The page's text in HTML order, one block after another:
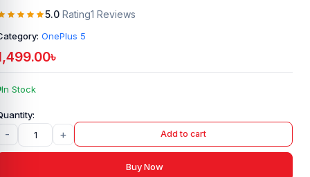
5.0 Rating1 Reviews
OnePlus 5
৳
In Stock
- + Add to cart
Buy Now